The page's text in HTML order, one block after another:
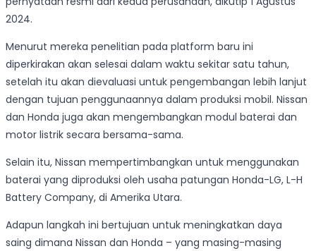
2024.
Menurut mereka penelitian pada platform baru ini
diperkirakan akan selesai dalam waktu sekitar satu tahun,
setelah itu akan dievaluasi untuk pengembangan lebih lanjut
dengan tujuan penggunaannya dalam produksi mobil. Nissan
dan Honda juga akan mengembangkan modul baterai dan
motor listrik secara bersama-sama.
Selain itu, Nissan mempertimbangkan untuk menggunakan
baterai yang diproduksi oleh usaha patungan Honda-LG, L-H
Battery Company, di Amerika Utara.
Adapun langkah ini bertujuan untuk meningkatkan daya
saing dimana Nissan dan Honda – yang masing-masing